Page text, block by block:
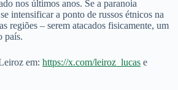
nos últimos anos. Se a paranoia
intensificar a ponto de russos étnicos na
regiões – serem atacados fisicamente, um
país.
em: https://x.com/leiroz_lucas e